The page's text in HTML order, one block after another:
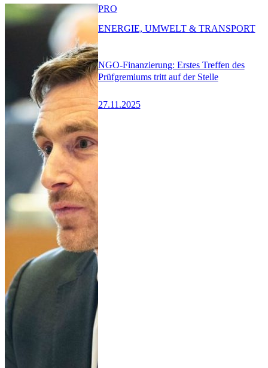
NGO-Finanzierung: Erstes Treffen des
Prüfgremiums tritt auf der Stelle
27.11.2025
PRO
ENERGIE, UMWELT & TRANSPORT